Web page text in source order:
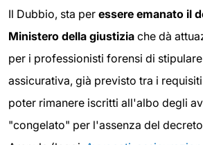
Il Dubbio, sta per essere emanato il
Ministero della giustizia che dà
per i professionisti forensi di
assicurativa, già previsto tra i
poter rimanere iscritti all'albo degli
"congelato" per l'assenza del